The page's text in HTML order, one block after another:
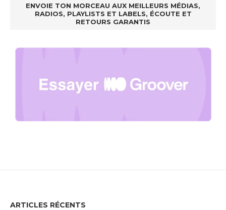
ENVOIE TON MORCEAU AUX MEILLEURS MÉDIAS,
RADIOS, PLAYLISTS ET LABELS, ÉCOUTE ET
RETOURS GARANTIS
ARTICLES RÉCENTS